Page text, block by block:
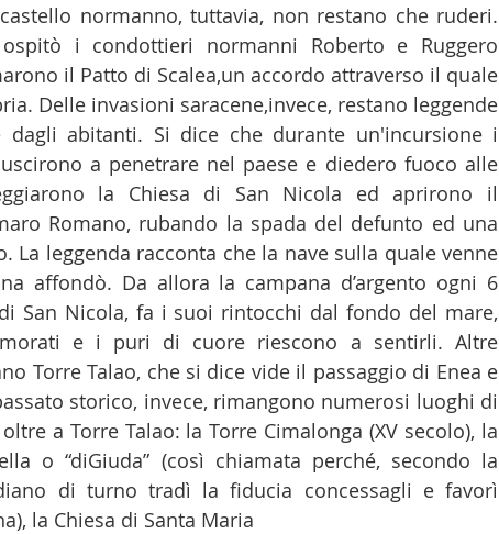
COMMERCIO ESTERO 32 - MADE IN ITALY
normanno, tuttavia, non restano che ruderi.
i condottieri normanni Roberto e Ruggero
il Patto di Scalea,un accordo attraverso il quale
Delle invasioni saracene,invece, restano leggende
dagli abitanti. Si dice che durante un'incursione i
a penetrare nel paese e diedero fuoco alle
la Chiesa di San Nicola ed aprirono il
Romano, rubando la spada del defunto ed una
La leggenda racconta che la nave sulla quale venne
affondò. Da allora la campana d’argento ogni 6
San Nicola, fa i suoi rintocchi dal fondo del mare,
e i puri di cuore riescono a sentirli. Altre
Torre Talao, che si dice vide il passaggio di Enea e
storico, invece, rimangono numerosi luoghi di
a Torre Talao: la Torre Cimalonga (XV secolo), la
o “diGiuda” (così chiamata perché, secondo la
di turno tradì la fiducia concessagli e favorì
la Chiesa di Santa Maria